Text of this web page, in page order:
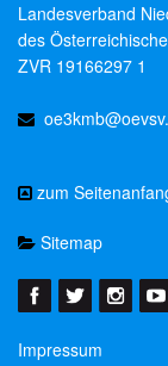
Landesverband
des
ZVR 19166297 1
zum
Sitemap
Impressum